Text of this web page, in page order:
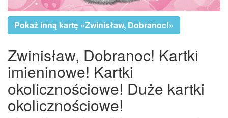
Pokaż inną kartę «Zwinisław, Dobranoc!»
Zwinisław, Dobranoc! Kartki
imieninowe! Kartki
okolicznościowe! Duże kartki
okolicznościowe!